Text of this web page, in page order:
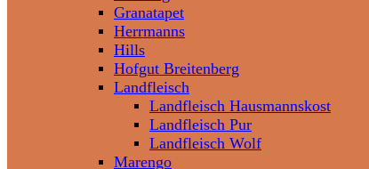
Granatapet
Herrmanns
Hills
Hofgut Breitenberg
Landfleisch
Landfleisch Hausmannskost
Landfleisch Pur
Landfleisch Wolf
Marengo